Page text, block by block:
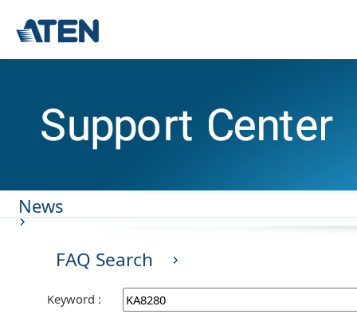
News
FAQ Search
Keyword :